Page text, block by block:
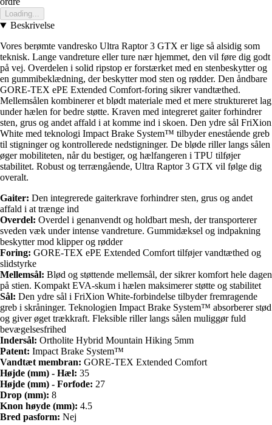
Loading...
Beskrivelse
Vores berømte vandresko Ultra Raptor 3 GTX er lige så alsidig som
teknisk. Lange vandreture eller ture nær hjemmet, den vil føre dig godt
på vej. Overdelen i solid ripstop er forstærket med en stenbeskytter og
en gummibeklædning, der beskytter mod sten og rødder. Den åndbare
GORE-TEX ePE Extended Comfort-foring sikrer vandtæthed.
Mellemsålen kombinerer et blødt materiale med et mere struktureret lag
under hælen for bedre støtte. Kraven med integreret gaiter forhindrer
sten, grus og andet affald i at komme ind i skoen. Den ydre sål FriXion
White med teknologi Impact Brake System™ tilbyder enestående greb
til stigninger og kontrollerede nedstigninger. De bløde riller langs sålen
øger mobiliteten, når du bestiger, og hælfangeren i TPU tilføjer
stabilitet. Robust og terrængående, Ultra Raptor 3 GTX vil følge dig
overalt.
Gaiter: Den integrerede gaiterkrave forhindrer sten, grus og andet
affald i at trænge ind
Overdel: Overdel i genanvendt og holdbart mesh, der transporterer
sveden væk under intense vandreture. Gummidæksel og indpakning
beskytter mod klipper og rødder
Foring: GORE-TEX ePE Extended Comfort tilføjer vandtæthed og
slidstyrke
Mellemsål: Blød og støttende mellemsål, der sikrer komfort hele dagen
på stien. Kompakt EVA-skum i hælen maksimerer støtte og stabilitet
Sål: Den ydre sål i FriXion White-forbindelse tilbyder fremragende
greb i skråninger. Teknologien Impact Brake System™ absorberer stød
og giver øget trækkraft. Fleksible riller langs sålen muliggør fuld
bevægelsesfrihed
Indersål: Ortholite Hybrid Mountain Hiking 5mm
Patent: Impact Brake System™
Vandtæt membran: GORE-TEX Extended Comfort
Højde (mm) - Hæl: 35
Højde (mm) - Forfode: 27
Drop (mm): 8
Knon høyde (mm): 4.5
Bred pasform: Nej